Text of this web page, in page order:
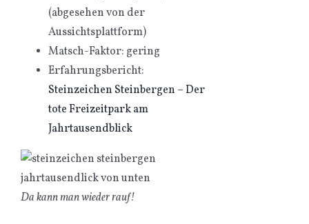
(abgesehen von der
Aussichtsplattform)
Matsch-Faktor: gering
Erfahrungsbericht:
Steinzeichen Steinbergen – Der
tote Freizeitpark am
Jahrtausendblick
Da kann man wieder rauf!